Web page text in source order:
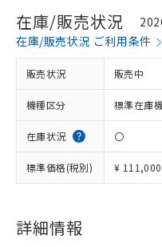
在庫/販売状況
在庫/販売状況 ご利用条件
販売状況 販売中
機種区分 標準在庫
在庫状況 〇
標準価格(税別) ¥ 111,000
詳細情報